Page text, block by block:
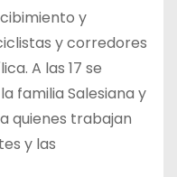
y
y corredores
A las 17 se
familia Salesiana y
quienes trabajan
y las